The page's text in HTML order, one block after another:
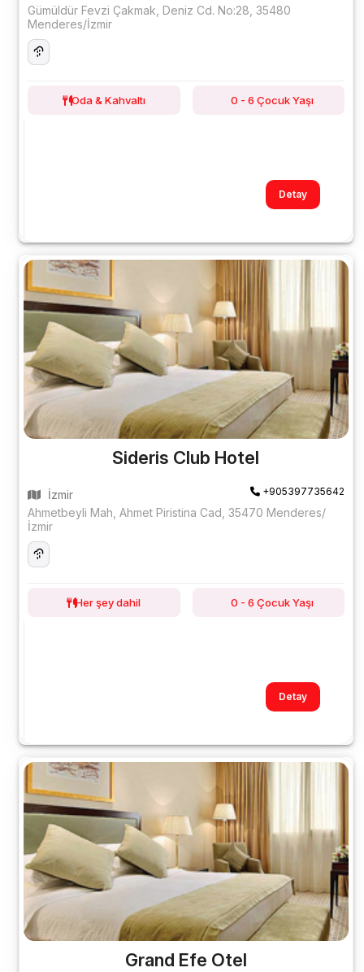
Gümüldür Fevzi Çakmak, Deniz Cd. No:28, 35480
Menderes/İzmir
Oda & Kahvaltı 0 - 6 Çocuk Yaşı
Detay
Sideris Club Hotel
İzmir +905397735642
Ahmetbeyli Mah, Ahmet Piristina Cad, 35470 Menderes/
İzmir
Her şey dahil 0 - 6 Çocuk Yaşı
Detay
Grand Efe Otel